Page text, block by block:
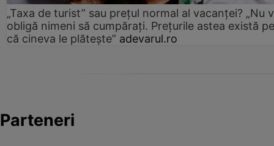
„Taxa de turist” sau prețul normal al vacanței? „Nu
obligă nimeni să cumpărați. Prețurile astea există
că cineva le plătește” adevarul.ro
Parteneri